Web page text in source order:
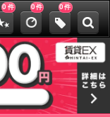
0 件 0件 0件